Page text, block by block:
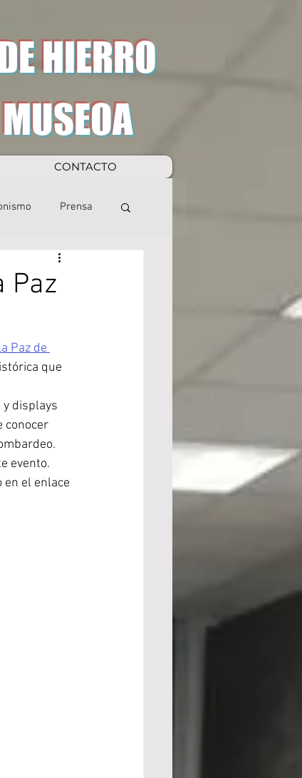
HIERRO
CONTACTO
Prensa
Paz
Paz de
que
y displays
conocer
evento.
el enlace